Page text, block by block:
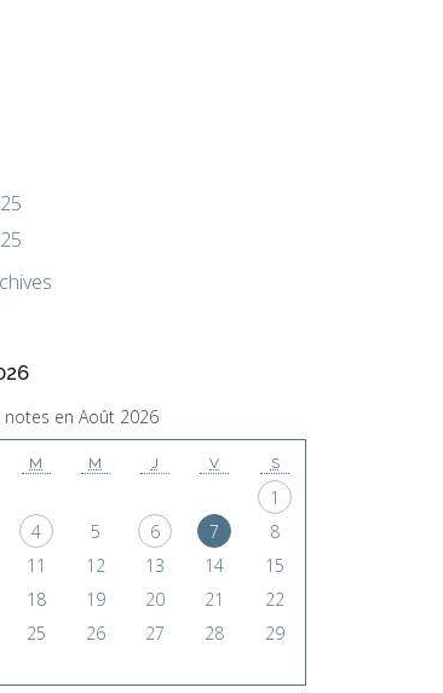
notes en Août 2026
M M J V S
1
4 5 6 7
8
11 12 13 14
15
18 19 20 21
22
25 26 27 28
29